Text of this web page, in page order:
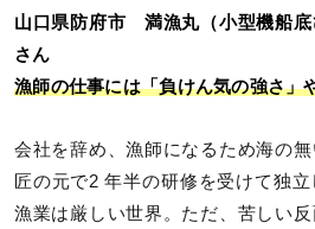
山口県防府市 満漁丸（小型機船底
さん
漁師の仕事には「負けん気の強さ」
会社を辞め、漁師になるため海の
匠の元で2 年半の研修を受けて独
漁業は厳しい世界。ただ、苦しい